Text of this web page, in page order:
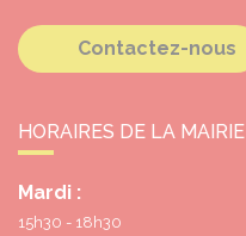
Contactez-nous
HORAIRES DE LA MAIRIE
Mardi :
15h30 - 18h30